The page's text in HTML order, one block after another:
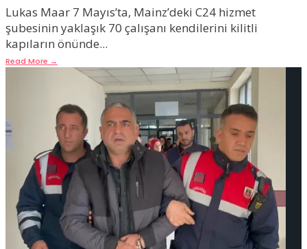
Lukas Maar 7 Mayıs’ta, Mainz’deki C24 hizmet
şubesinin yaklaşık 70 çalışanı kendilerini kilitli
kapıların önünde...
Read More →